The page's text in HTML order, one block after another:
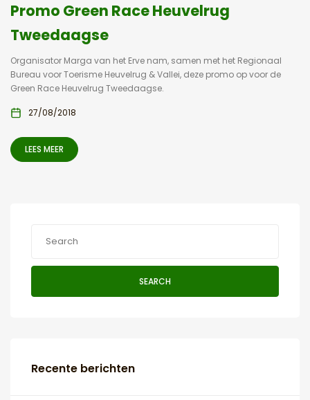
Promo Green Race Heuvelrug
Tweedaagse
Organisator Marga van het Erve nam, samen met het Regionaal
Bureau voor Toerisme Heuvelrug & Vallei, deze promo op voor de
Green Race Heuvelrug Tweedaagse.
27/08/2018
LEES MEER
SEARCH
Recente berichten